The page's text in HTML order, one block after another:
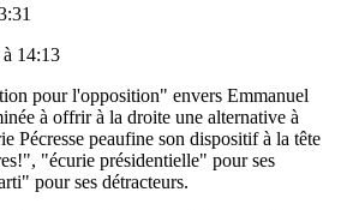
14:13
pour l'opposition" envers Emmanuel
à offrir à la droite une alternative à
Pécresse peaufine son dispositif à la tête
"écurie présidentielle" pour ses
pour ses détracteurs.